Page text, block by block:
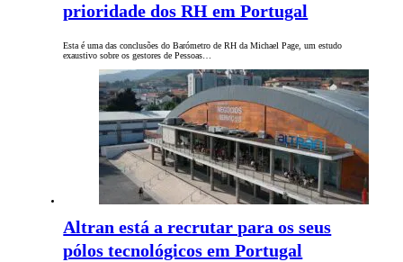
prioridade dos RH em Portugal
Esta é uma das conclusões do Barómetro de RH da Michael Page, um estudo
exaustivo sobre os gestores de Pessoas…
Altran está a recrutar para os seus
pólos tecnológicos em Portugal